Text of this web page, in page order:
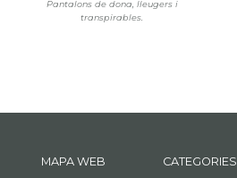
Pantalons de dona, lleugers i
transpirables.
MAPA WEB
CATEGORIES